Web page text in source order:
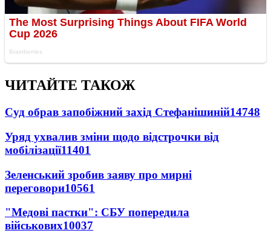
ЧИТАЙТЕ ТАКОЖ
Суд обрав запобіжний захід Стефанішиній14748
Уряд ухвалив зміни щодо відстрочки від
мобілізації11401
Зеленський зробив заяву про мирні
переговори10561
"Медові пастки": СБУ попередила
військових10037